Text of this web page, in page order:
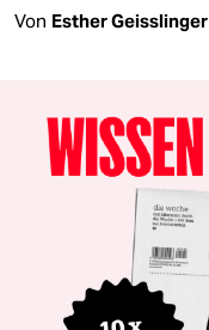
Von Esther Geisslinger